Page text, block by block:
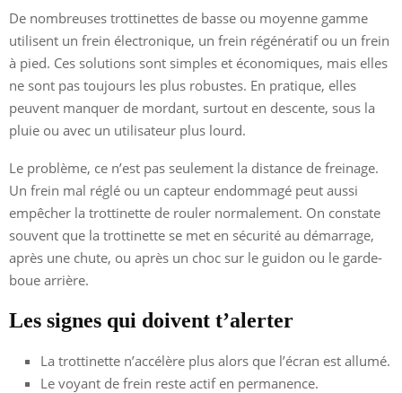
De nombreuses trottinettes de basse ou moyenne gamme
utilisent un frein électronique, un frein régénératif ou un frein
à pied. Ces solutions sont simples et économiques, mais elles
ne sont pas toujours les plus robustes. En pratique, elles
peuvent manquer de mordant, surtout en descente, sous la
pluie ou avec un utilisateur plus lourd.
Le problème, ce n’est pas seulement la distance de freinage.
Un frein mal réglé ou un capteur endommagé peut aussi
empêcher la trottinette de rouler normalement. On constate
souvent que la trottinette se met en sécurité au démarrage,
après une chute, ou après un choc sur le guidon ou le garde-
boue arrière.
Les signes qui doivent t’alerter
La trottinette n’accélère plus alors que l’écran est allumé.
Le voyant de frein reste actif en permanence.